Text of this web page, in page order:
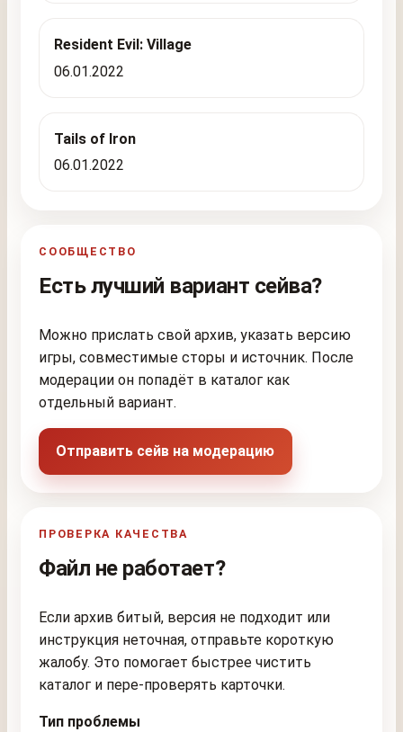
Resident Evil: Village
06.01.2022
Tails of Iron
06.01.2022
СООБЩЕСТВО
Есть лучший вариант сейва?
Можно прислать свой архив, указать версию
игры, совместимые сторы и источник. После
модерации он попадёт в каталог как
отдельный вариант.
Отправить сейв на модерацию
ПРОВЕРКА КАЧЕСТВА
Файл не работает?
Если архив битый, версия не подходит или
инструкция неточная, отправьте короткую
жалобу. Это помогает быстрее чистить
каталог и пере-проверять карточки.
Тип проблемы